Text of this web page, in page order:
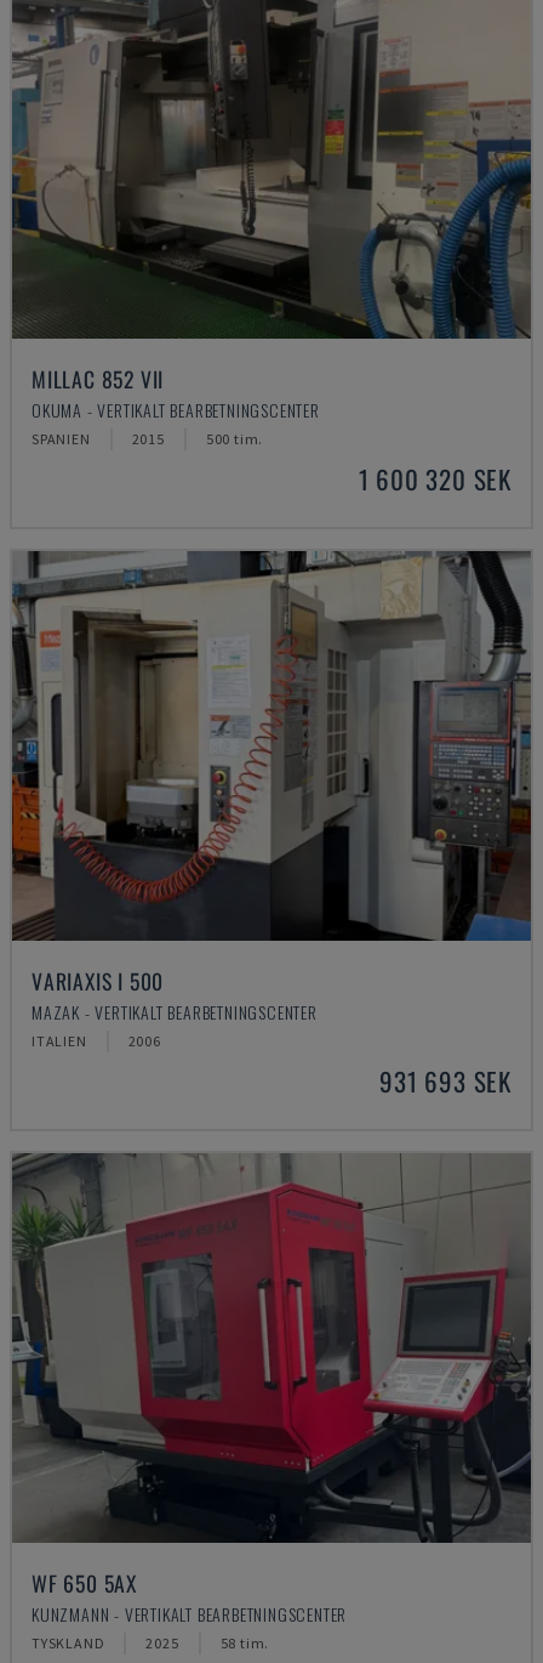
MILLAC 852 VII
OKUMA - VERTIKALT BEARBETNINGSCENTER
SPANIEN 2015 500 tim.
1 600 320 SEK
VARIAXIS I 500
MAZAK - VERTIKALT BEARBETNINGSCENTER
ITALIEN 2006
931 693 SEK
WF 650 5AX
KUNZMANN - VERTIKALT BEARBETNINGSCENTER
TYSKLAND 2025 58 tim.